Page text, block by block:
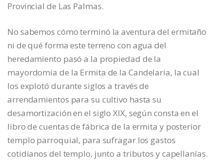
Provincial de Las Palmas.
No sabemos cómo terminó la aventura del ermitaño
ni de qué forma este terreno con agua del
heredamiento pasó a la propiedad de la
mayordomía de la Ermita de la Candelaria, la cual
los explotó durante siglos a través de
arrendamientos para su cultivo hasta su
desamortización en el siglo XIX, según consta en el
libro de cuentas de fábrica de la ermita y posterior
templo parroquial, para sufragar los gastos
cotidianos del templo, junto a tributos y capellanías.